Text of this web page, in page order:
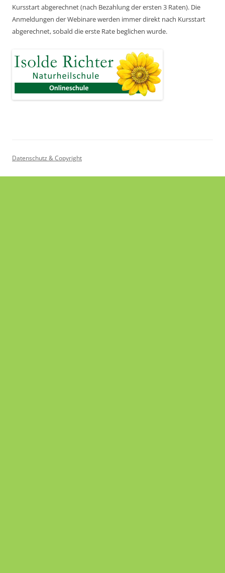
Kursstart abgerechnet(nach Bezahlung der ersten 3 Raten). Die
Anmeldungen der Webinare werden immer direkt nach Kursstart
abgerechnet,sobald die erste Rate beglichen wurde.
Datenschutz & Copyright